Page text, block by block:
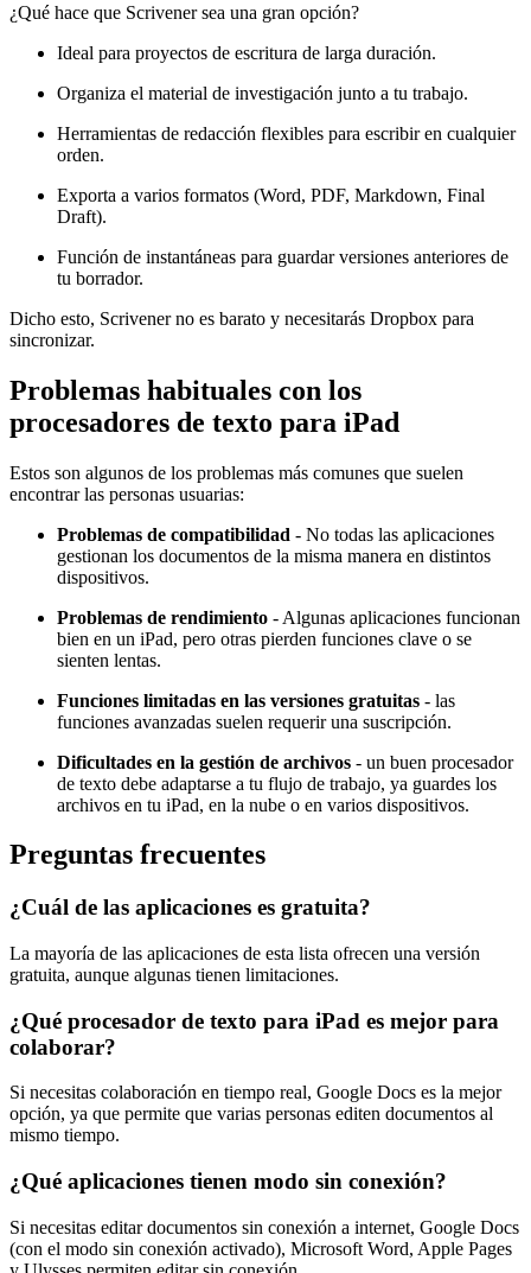
¿Qué hace que Scrivener sea una gran opción?
Ideal para proyectos de escritura de larga duración.
Organiza el material de investigación junto a tu trabajo.
Herramientas de redacción flexibles para escribir en cualquier
orden.
Exporta a varios formatos (Word, PDF, Markdown, Final
Draft).
Función de instantáneas para guardar versiones anteriores de
tu borrador.
Dicho esto, Scrivener no es barato y necesitarás Dropbox para
sincronizar.
Problemas habituales con los
procesadores de texto para iPad
Estos son algunos de los problemas más comunes que suelen
encontrar las personas usuarias:
Problemas de compatibilidad - No todas las aplicaciones
gestionan los documentos de la misma manera en distintos
dispositivos.
Problemas de rendimiento - Algunas aplicaciones funcionan
bien en un iPad, pero otras pierden funciones clave o se
sienten lentas.
Funciones limitadas en las versiones gratuitas - las
funciones avanzadas suelen requerir una suscripción.
Dificultades en la gestión de archivos - un buen procesador
de texto debe adaptarse a tu flujo de trabajo, ya guardes los
archivos en tu iPad, en la nube o en varios dispositivos.
Preguntas frecuentes
¿Cuál de las aplicaciones es gratuita?
La mayoría de las aplicaciones de esta lista ofrecen una versión
gratuita, aunque algunas tienen limitaciones.
¿Qué procesador de texto para iPad es mejor para
colaborar?
Si necesitas colaboración en tiempo real, Google Docs es la mejor
opción, ya que permite que varias personas editen documentos al
mismo tiempo.
¿Qué aplicaciones tienen modo sin conexión?
Si necesitas editar documentos sin conexión a internet, Google Docs
(con el modo sin conexión activado), Microsoft Word, Apple Pages